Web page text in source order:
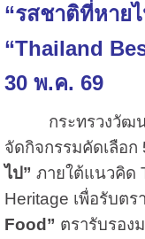
“รสชาติที่หาย
“Thailand
30 พ.ค. 69
กระทรวงวัฒนธ
จัดกิจกรรมคัดเลือ
ไป” ภายใต้แนวคิด
Heritage เพื่อรับต
Food” ตรารับรอง